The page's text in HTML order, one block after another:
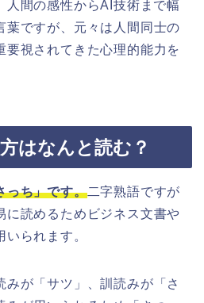
人間の感性からAI技術まで幅
葉ですが、元々は人間同士の
要視されてきた心理的能力を
はなんと読む？
っち」です。二字熟語ですが
に読めるためビジネス文書や
られます。
みが「サツ」、訓読みが「さ